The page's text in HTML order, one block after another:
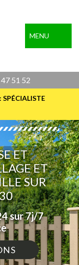
MENU
51 52
SPÉCIALISTE
ET
ET
SUR
sur 7j/7